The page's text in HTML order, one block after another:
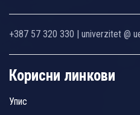
+387 57 320 330 | univerzitet @
Корисни линкови
Упис